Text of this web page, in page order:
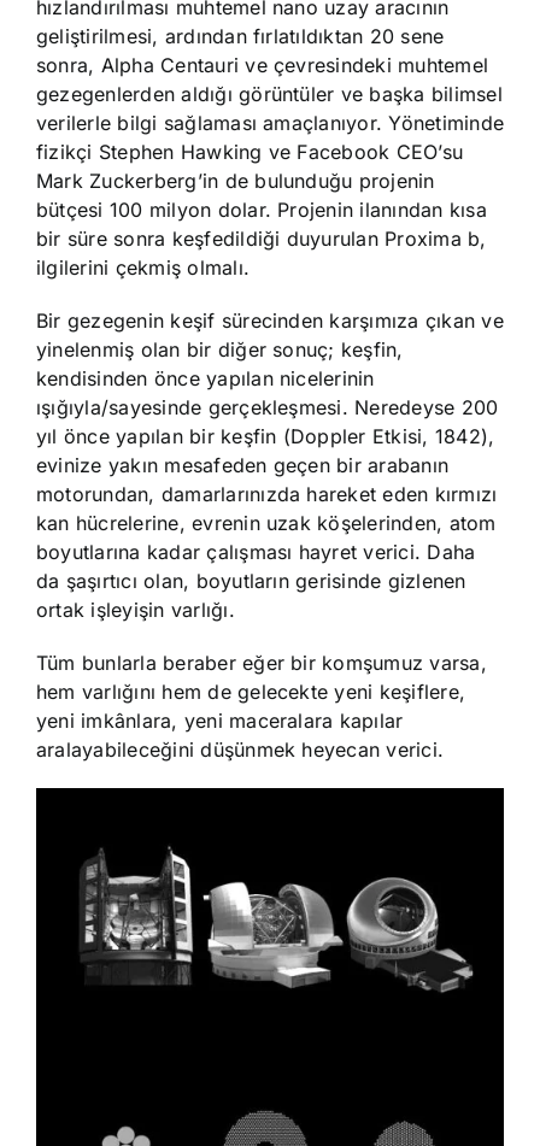
hızlandırılması muhtemel nano uzay aracının
geliştirilmesi, ardından fırlatıldıktan 20 sene
sonra, Alpha Centauri ve çevresindeki muhtemel
gezegenlerden aldığı görüntüler ve başka bilimsel
verilerle bilgi sağlaması amaçlanıyor. Yönetiminde
fizikçi Stephen Hawking ve Facebook CEO’su
Mark Zuckerberg’in de bulunduğu projenin
bütçesi 100 milyon dolar. Projenin ilanından kısa
bir süre sonra keşfedildiği duyurulan Proxima b,
ilgilerini çekmiş olmalı.
Bir gezegenin keşif sürecinden karşımıza çıkan ve
yinelenmiş olan bir diğer sonuç; keşfin,
kendisinden önce yapılan nicelerinin
ışığıyla/sayesinde gerçekleşmesi. Neredeyse 200
yıl önce yapılan bir keşfin (Doppler Etkisi, 1842),
evinize yakın mesafeden geçen bir arabanın
motorundan, damarlarınızda hareket eden kırmızı
kan hücrelerine, evrenin uzak köşelerinden, atom
boyutlarına kadar çalışması hayret verici. Daha
da şaşırtıcı olan, boyutların gerisinde gizlenen
ortak işleyişin varlığı.
Tüm bunlarla beraber eğer bir komşumuz varsa,
hem varlığını hem de gelecekte yeni keşiflere,
yeni imkânlara, yeni maceralara kapılar
aralayabileceğini düşünmek heyecan verici.